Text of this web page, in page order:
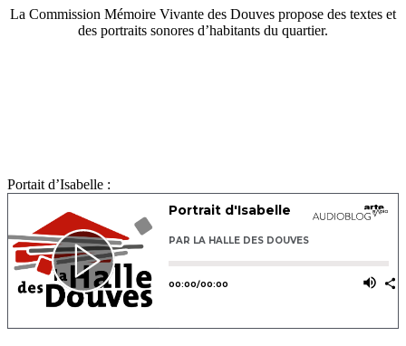
La Commission Mémoire Vivante des Douves propose des textes et
des portraits sonores d’habitants du quartier.
Portait d’Isabelle :